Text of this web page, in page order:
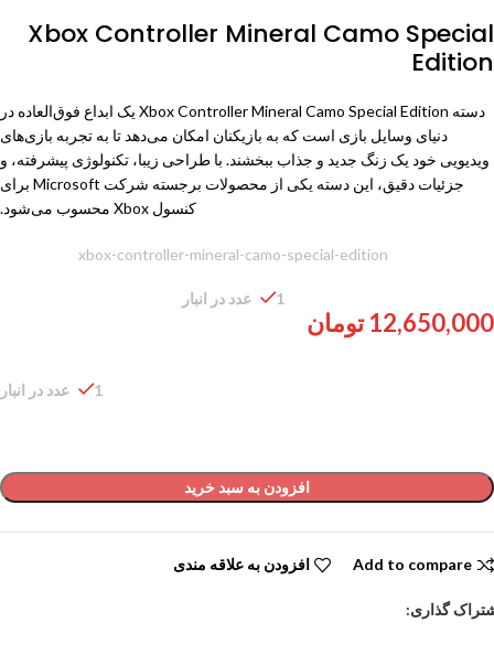
Xbox Controller Mineral Camo Special
Edition
دسته
Xbox Controller Mineral Camo Special Edition یک ابداع فوق‌العاده در
دنیای وسایل بازی است که به بازیکنان امکان می‌دهد تا به تجربه بازی‌های
ویدیویی خود یک زنگ جدید و جذاب ببخشند. با طراحی زیبا، تکنولوژی پیشرفته، و
جزئیات دقیق، این دسته یکی از محصولات برجسته شرکت Microsoft برای
کنسول Xboxمحسوب می‌شود.
xbox-controller-mineral-camo-special-edition
12,650,000 تومان
1 عدد در انبار
1 عدد در انبار
افزودن به سبد خرید
Add to compare افزودن به علاقه مندی
گذاری: